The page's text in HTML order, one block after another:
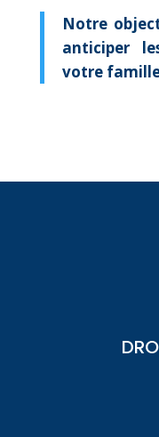
Notre
anticiper
votre